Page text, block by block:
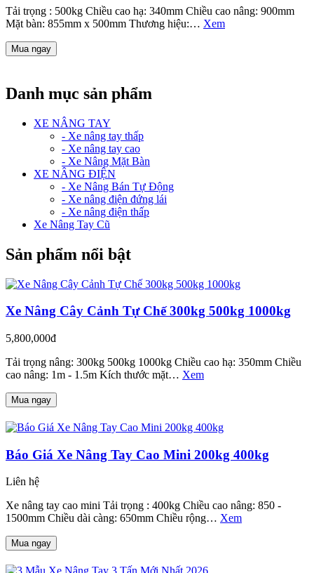
Tải trọng : 500kg Chiều cao hạ: 340mm Chiều cao nâng: 900mm
Mặt bàn: 855mm x 500mm Thương hiệu:… Xem
Mua ngay
Danh mục sản phẩm
XE NÂNG TAY
- Xe nâng tay thấp
- Xe nâng tay cao
- Xe Nâng Mặt Bàn
XE NÂNG ĐIỆN
- Xe Nâng Bán Tự Động
- Xe nâng điện đứng lái
- Xe nâng điện thấp
Xe Nâng Tay Cũ
Sản phẩm nổi bật
Xe Nâng Cây Cảnh Tự Chế 300kg 500kg 1000kg
5,800,000đ
Tải trọng nâng: 300kg 500kg 1000kg Chiều cao hạ: 350mm Chiều
cao nâng: 1m - 1.5m Kích thước mặt… Xem
Mua ngay
Báo Giá Xe Nâng Tay Cao Mini 200kg 400kg
Liên hệ
Xe nâng tay cao mini Tải trọng : 400kg Chiều cao nâng: 850 -
1500mm Chiều dài càng: 650mm Chiều rộng… Xem
Mua ngay